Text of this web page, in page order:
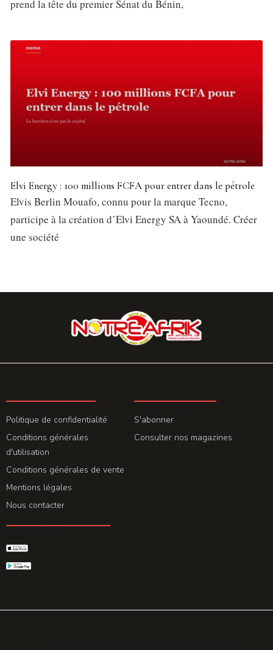
prend la tête du premier Sénat du Bénin,
Elvi Energy : 100 millions FCFA pour entrer dans le pétrole
Elvis Berlin Mouafo, connu pour la marque Tecno,
participe à la création d’Elvi Energy SA à Yaoundé. Créer
une société
Politique de confidentialité
Conditions générales
d'utilisation
Conditions générales de vente
Mentions légales
Nous contacter
S'abonner
Consulter nos magazines